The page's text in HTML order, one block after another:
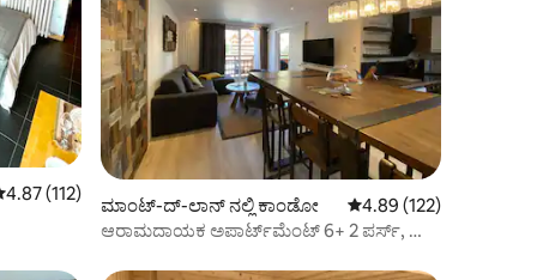
ರಲ್ಲಿ 4.87 ಸರಾಸರಿ ರೇಟಿಂಗ್, 112 ವಿಮರ್ಶೆಗಳು
4.87 (112)
ಮಾಂಟ್-ದ್-ಲಾನ್ ನಲ್ಲಿ ಕಾಂಡೋ 5 ರಲ್ಲಿ 4.89 ಸರಾಸರಿ
4.89 (122)
ಆರಾಮದಾಯಕ ಅಪಾರ್ಟ್‌ಮೆಂಟ್ 6+ 2 ಪರ್ಸ್, ಸ್ಕೀ-